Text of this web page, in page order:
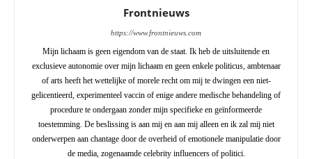
Frontnieuws
https://www.frontnieuws.com
Mijn lichaam is geen eigendom van de staat. Ik heb de uitsluitende en
exclusieve autonomie over mijn lichaam en geen enkele politicus, ambtenaar
of arts heeft het wettelijke of morele recht om mij te dwingen een niet-
gelicentieerd, experimenteel vaccin of enige andere medische behandeling of
procedure te ondergaan zonder mijn specifieke en geïnformeerde
toestemming. De beslissing is aan mij en aan mij alleen en ik zal mij niet
onderwerpen aan chantage door de overheid of emotionele manipulatie door
de media, zogenaamde celebrity influencers of politici.